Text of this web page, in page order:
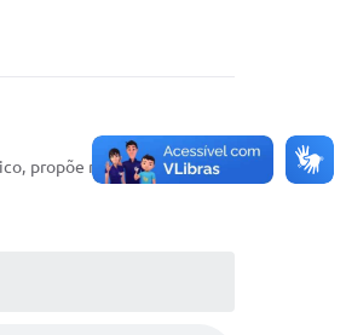
propõe medidas que visem